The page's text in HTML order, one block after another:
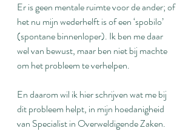
Er is geen mentale ruimte voor de ander; of
het nu mijn wederhelft is of een ‘spobilo’
(spontane binnenloper). Ik ben me daar
wel van bewust, maar ben niet bij machte
om het probleem te verhelpen.
En daarom wil ik hier schrijven wat me bij
dit probleem helpt, in mijn hoedanigheid
van Specialist in Overweldigende Zaken.